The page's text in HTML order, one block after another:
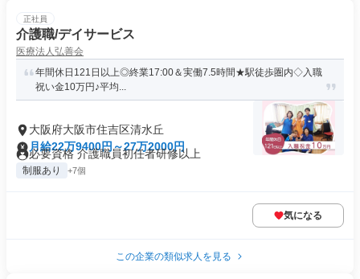
正社員
介護職/デイサービス
医療法人弘善会
年間休日121日以上◎終業17:00＆実働7.5時間★駅徒歩圏内◇入職
祝い金10万円♪平均...
大阪府大阪市住吉区清水丘
月給22万9400円～27万2000円
必要資格 介護職員初任者研修以上
制服あり +7個
気になる
この企業の類似求人を見る